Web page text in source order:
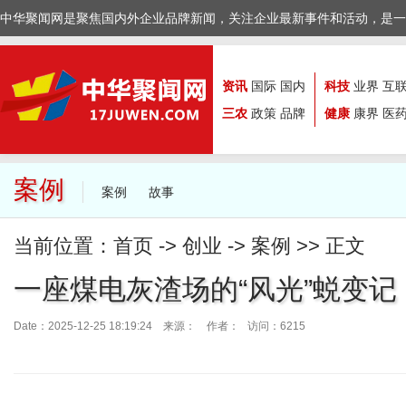
中华聚闻网是聚焦国内外企业品牌新闻，关注企业最新事件和活动，是
资讯 国际 国内
三农 政策 品牌
科技 业界 互
健康 康界 医
案例 案例 故事
当前位置： 首页 -> 创业 -> 案例 >> 正文
一座煤电灰渣场的“风光”蜕变记
Date：2025-12-25 18:19:24 来源： 作者： 访问：6215